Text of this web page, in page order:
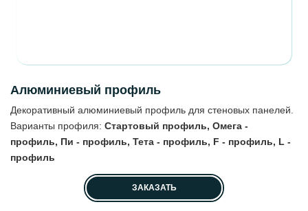
Алюминиевый профиль
Декоративный алюминиевый профиль для стеновых панелей.
Варианты профиля: Стартовый профиль, Омега -
профиль, Пи - профиль, Тета - профиль, F - профиль, L -
профиль
ЗАКАЗАТЬ